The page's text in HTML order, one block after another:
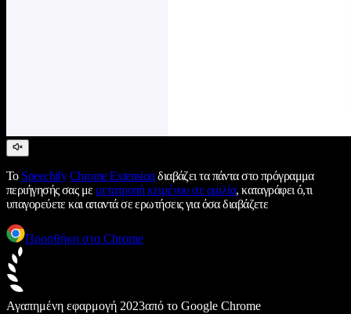
Το Speechify Chrome Extension διαβάζει τα πάντα στο πρόγραμμα
περιήγησής σας με μετατροπή κειμένου σε ομιλία, καταγράφει ό,τι
υπαγορεύετε και απαντά σε ερωτήσεις για όσα διαβάζετε
Προσθήκη στο Chrome
Αγαπημένη εφαρμογή 2023από το Google Chrome